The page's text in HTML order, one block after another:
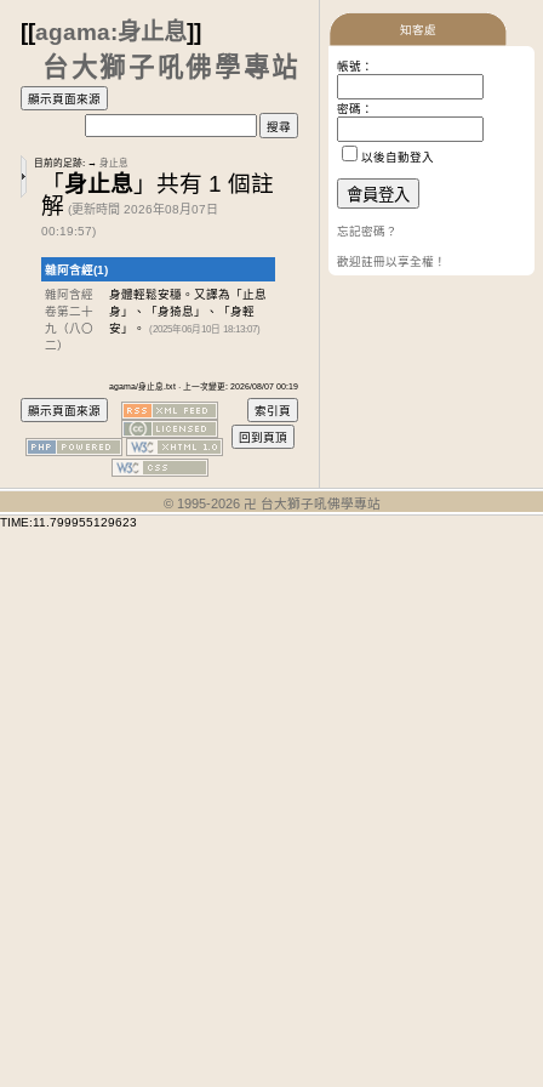
[[agama:身止息]]
台大獅子吼佛學專站
目前的足跡: → 身止息
「身止息 」共有 1 個註
解 (更新時間 2026年08月07日
00:19:57)
雜阿含經(1)
雜阿含經
卷第二十
九
（八〇
二）
身體輕鬆安穩。又譯為「止息
身」、「身猗息」、「身輕
安」。
(2025年06月10日 18:13:07)
agama/身止息.txt · 上一次變更: 2026/08/07 00:19
知客處
帳號：
密碼：
以後自動登入
忘記密碼？
歡迎註冊以享全權！
© 1995-2026 卍 台大獅子吼佛學專站
TIME:11.799955129623